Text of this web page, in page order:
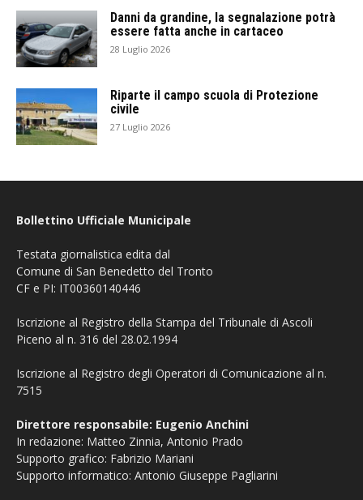
Danni da grandine, la segnalazione potrà
essere fatta anche in cartaceo
28 Luglio 2026
Riparte il campo scuola di Protezione
civile
27 Luglio 2026
Bollettino Ufficiale Municipale
Testata giornalistica edita dal
Comune di San Benedetto del Tronto
CF e PI: IT00360140446
Iscrizione al Registro della Stampa del Tribunale di Ascoli
Piceno al n. 316 del 28.02.1994
Iscrizione al Registro degli Operatori di Comunicazione al n.
7515
Direttore responsabile: Eugenio Anchini
In redazione: Matteo Zinnia, Antonio Prado
Supporto grafico: Fabrizio Mariani
Supporto informatico: Antonio Giuseppe Pagliarini